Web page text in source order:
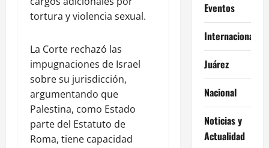
tortura y violencia sexual.
La Corte rechazó las
impugnaciones de Israel
sobre su jurisdicción,
argumentando que
Palestina, como Estado
parte del Estatuto de
Roma, tiene capacidad
Eventos
Internacional
Juárez
Nacional
Noticias y
Actualidad